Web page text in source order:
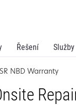
Řešení Služby
NBD Warranty